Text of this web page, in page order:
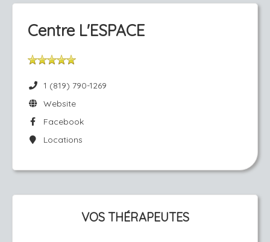
Centre L'ESPACE
1 (819) 790-1269
Website
Facebook
Locations
VOS THÉRAPEUTES